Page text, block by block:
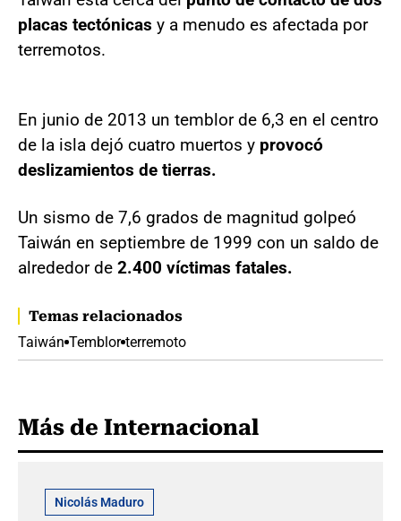
placas tectónicas y a menudo es afectada por
terremotos.
En junio de 2013 un temblor de 6,3 en el centro
de la isla dejó cuatro muertos y provocó
deslizamientos de tierras.
Un sismo de 7,6 grados de magnitud golpeó
Taiwán en septiembre de 1999 con un saldo de
alrededor de 2.400 víctimas fatales.
Temas relacionados
Taiwán Temblor terremoto
Más de Internacional
Nicolás Maduro